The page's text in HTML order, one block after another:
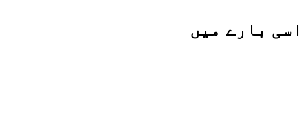
اسی بارے میں